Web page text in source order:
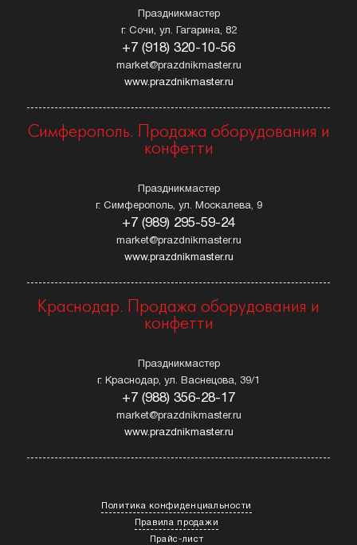
Праздникмастер
г. Сочи, ул. Гагарина, 82
+7 (918) 320-10-56
market@prazdnikmaster.ru
www.prazdnikmaster.ru
Симферополь. Продажа оборудования и
конфетти
Праздникмастер
г. Симферополь, ул. Москалева, 9
+7 (989) 295-59-24
market@prazdnikmaster.ru
www.prazdnikmaster.ru
Краснодар. Продажа оборудования и
конфетти
Праздникмастер
г. Краснодар, ул. Васнецова, 39/1
+7 (988) 356-28-17
market@prazdnikmaster.ru
www.prazdnikmaster.ru
Политика конфиденциальности
Правила продажи
Прайс-лист